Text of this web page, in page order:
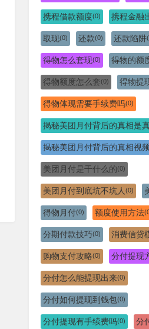
携程借款额度(0) 携程金融
取现(0) 还款(0) 还款陷阱
得物怎么套现(0) 得物的额
得物额度怎么套(0) 得物提
得物体现需要手续费吗(0)
揭秘美团月付背后的真相是
揭秘美团月付背后的真相视频
美团月付是干什么的(0)
美团月付到底坑不坑人 (0)
得物月付(0) 额度使用方法
分期付款技巧(0) 消费信贷
购物支付攻略(0) 分付提现
分付怎么能提现出来(0)
分付如何提现到钱包(0)
分付提现有手续费吗(0) 分